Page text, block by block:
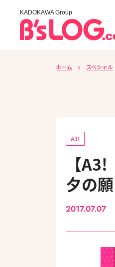
KADOKAWA Group
ホーム スペシャル
A3!
【
夕の
2017.07.07